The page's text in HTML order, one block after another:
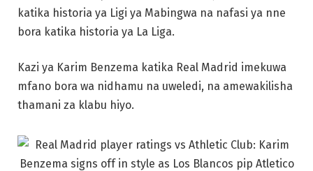
katika historia ya Ligi ya Mabingwa na nafasi ya nne
bora katika historia ya La Liga.
Kazi ya Karim Benzema katika Real Madrid imekuwa
mfano bora wa nidhamu na uweledi, na amewakilisha
thamani za klabu hiyo.